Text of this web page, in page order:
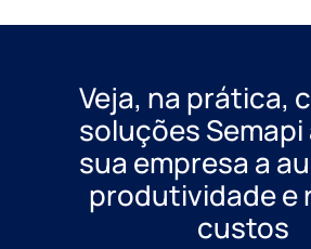
Veja, na prática,
soluções
sua empresa a
produtividade e
custos